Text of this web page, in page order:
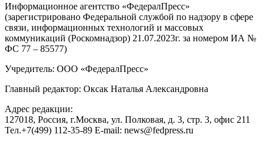
Информационное агентство «ФедералПресс»
(зарегистрировано Федеральной службой по надзору в сфере
связи, информационных технологий и массовых
коммуникаций (Роскомнадзор) 21.07.2023г. за номером ИА №
ФС 77 – 85577)
Учредитель: ООО «ФедералПресс»
Главный редактор: Оксак Наталья Александровна
Адрес редакции:
127018, Россия, г.Москва, ул. Полковая, д. 3, стр. 3, офис 211
Тел.+7(499) 112-35-89 E-mail: news@fedpress.ru